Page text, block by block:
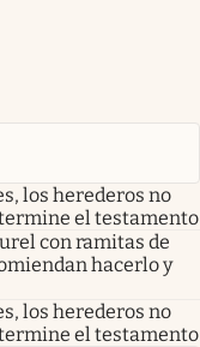
los herederos no
el testamento
con ramitas de
hacerlo y
los herederos no
el testamento